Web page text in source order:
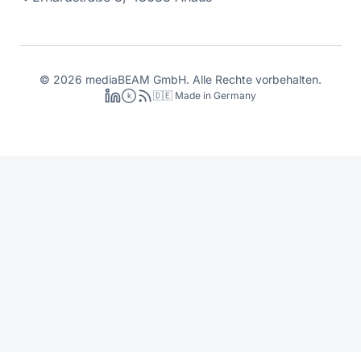
© 2026 mediaBEAM GmbH. Alle Rechte vorbehalten.
k 🇩🇪 Made in Germany